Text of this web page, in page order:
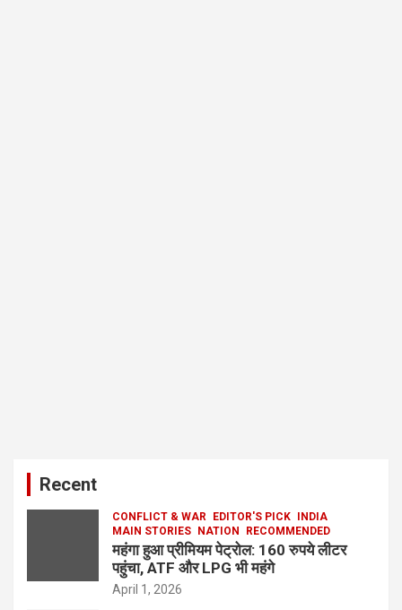
Recent
CONFLICT & WAR EDITOR'S PICK
INDIA
MAIN STORIES
NATION RECOMMENDED
महंगा हुआ प्रीमियम पेट्रोल: 160 रुपये लीटर
पहुंचा, ATF और LPG भी महंगे
April 1, 2026